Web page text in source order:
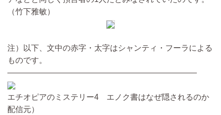
（竹下雅敏）
注）以下、文中の赤字・太字はシャンティ・フーラによる
ものです。
————————————————————————
エチオピアのミステリー4 エノク書はなぜ隠されるのか
配信元）